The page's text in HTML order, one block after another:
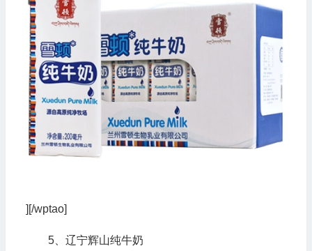
][/wptao]
5、辽宁辉山纯牛奶